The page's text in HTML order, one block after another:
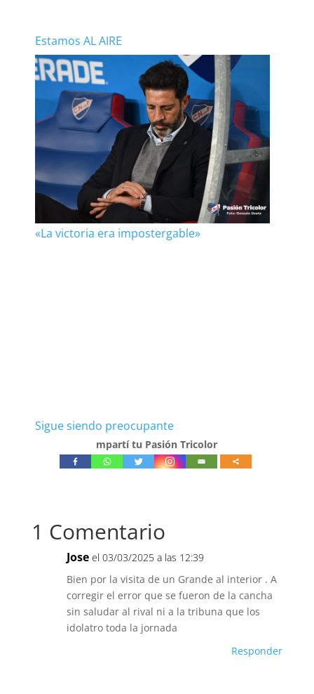
Estamos AL AIRE
«La victoria era impostergable»
Sigue siendo preocupante
mpartí tu Pasión Tricolor
1 Comentario
Jose el 03/03/2025 a las 12:39
Bien por la visita de un Grande al interior . A
corregir el error que se fueron de la cancha
sin saludar al rival ni a la tribuna que los
idolatro toda la jornada
Responder